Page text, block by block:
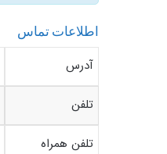
اطلاعات تماس
آدرس
تلفن
تلفن همراه